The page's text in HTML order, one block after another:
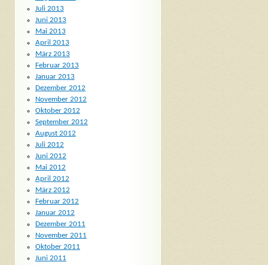
Juli 2013
Juni 2013
Mai 2013
April 2013
März 2013
Februar 2013
Januar 2013
Dezember 2012
November 2012
Oktober 2012
September 2012
August 2012
Juli 2012
Juni 2012
Mai 2012
April 2012
März 2012
Februar 2012
Januar 2012
Dezember 2011
November 2011
Oktober 2011
Juni 2011